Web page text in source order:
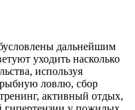
дальнейшим
уходить насколько
используя
ловлю, сбор
активный отдых,